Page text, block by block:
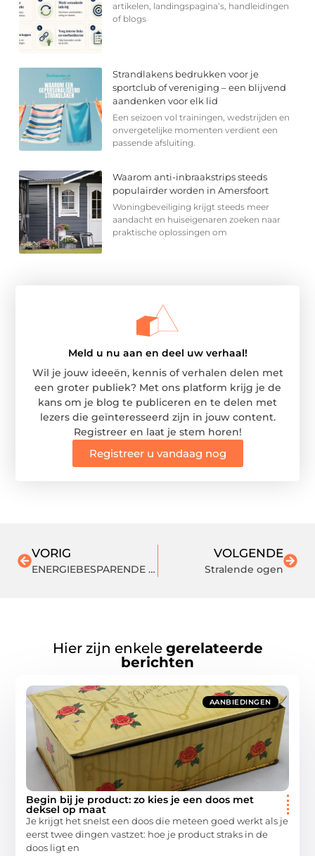
artikelen, landingspagina’s, handleidingen
of blogs
Strandlakens bedrukken voor je
sportclub of vereniging – een blijvend
aandenken voor elk lid
Een seizoen vol trainingen, wedstrijden en
onvergetelijke momenten verdient een
passende afsluiting.
Waarom anti-inbraakstrips steeds
populairder worden in Amersfoort
Woningbeveiliging krijgt steeds meer
aandacht en huiseigenaren zoeken naar
praktische oplossingen om
Meld u nu aan en deel uw verhaal!
Wil je jouw ideeën, kennis of verhalen delen met
een groter publiek? Met ons platform krijg je de
kans om je blog te publiceren en te delen met
lezers die geïnteresseerd zijn in jouw content.
Registreer en laat je stem horen!
Registreer u vandaag nog
VORIG
ENERGIEBESPARENDE E27 LED LAMPEN
VOLGENDE
Stralende ogen
Hier zijn enkele gerelateerde
berichten
AANBIEDINGEN
Begin bij je product: zo kies je een doos met
deksel op maat
Je krijgt het snelst een doos die meteen goed werkt als je
eerst twee dingen vastzet: hoe je product straks in de
doos ligt en